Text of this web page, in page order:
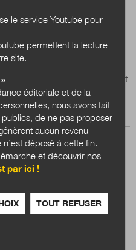
la MEL, un parcours
autrement l’action
agents publics ont vécu
publique. Qu’ils travaillent
concrètement ?
de Lille (MEL) inscrit le
d’actions de
et...
le service Youtube pour
permettent la lecture
site.
éditoriale et de la
nous avons fait
de ne pas proposer
aucun revenu
déposé à cette fin.
et découvrir nos
par ici !
TOUT REFUSER